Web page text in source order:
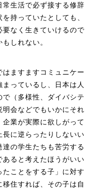
生活で必ず接する修辞
持っていたとしても、
なく生きていけるので
しれない。
ますますコミュニケー
っているし、日本は人
（多様性、ダイバシテ
明会などでもいかにそれ
業が実際に欲しがって
に逆らったりしないい
の学生たちも苦労する
ると考えたほうがいい
ことをする子」に対す
住すれば、その子は自